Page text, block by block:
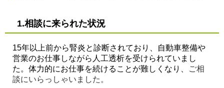
1.相談に来られた状況
15年以上前から腎炎と診断されており、自動車整備や
営業のお仕事しながら人工透析を受けられていまし
た。体力的にお仕事を続けることが難しくなり、
ご相
談にいらっしゃいました。